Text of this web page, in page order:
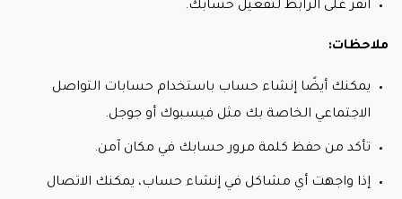
انقر على الرابط لتفعيل حسابك.
ملاحظات:
يمكنك أيضًا إنشاء حساب باستخدام حسابات التواصل
الاجتماعي الخاصة بك مثل فيسبوك أو جوجل.
تأكد من حفظ كلمة مرور حسابك في مكان آمن.
إذا واجهت أي مشاكل في إنشاء حساب، يمكنك الاتصال